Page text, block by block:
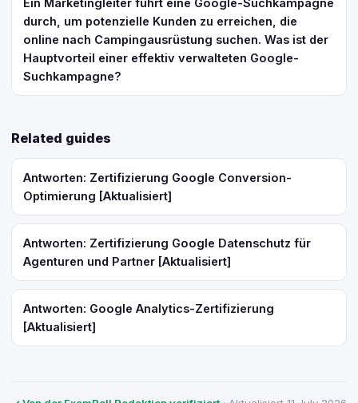
Ein Marketingleiter führt eine Google-Suchkampagne
durch, um potenzielle Kunden zu erreichen, die
online nach Campingausrüstung suchen. Was ist der
Hauptvorteil einer effektiv verwalteten Google-
Suchkampagne?
Related guides
Antworten: Zertifizierung Google Conversion-
Optimierung [Aktualisiert]
Antworten: Zertifizierung Google Datenschutz für
Agenturen und Partner [Aktualisiert]
Antworten: Google Analytics-Zertifizierung
[Aktualisiert]